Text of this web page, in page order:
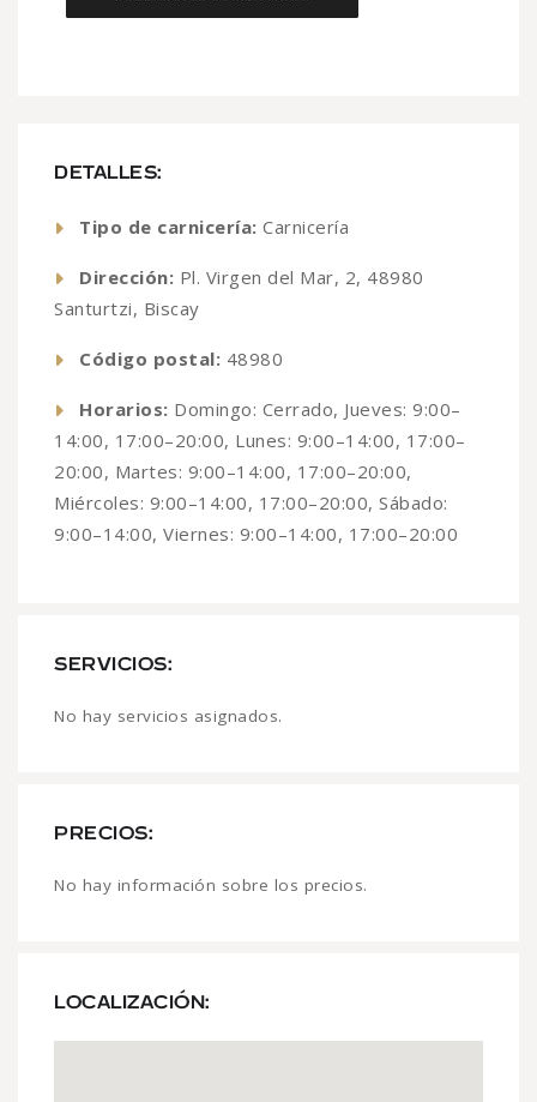
DETALLES:
Tipo de carnicería: Carnicería
Dirección: Pl. Virgen del Mar, 2, 48980
Santurtzi, Biscay
Código postal: 48980
Horarios: Domingo: Cerrado, Jueves: 9:00–
14:00, 17:00–20:00, Lunes: 9:00–14:00, 17:00–
20:00, Martes: 9:00–14:00, 17:00–20:00,
Miércoles: 9:00–14:00, 17:00–20:00, Sábado:
9:00–14:00, Viernes: 9:00–14:00, 17:00–20:00
SERVICIOS:
No hay servicios asignados.
PRECIOS:
No hay información sobre los precios.
LOCALIZACIÓN: